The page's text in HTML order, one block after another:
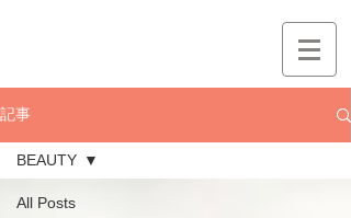
記事
All Posts
BEAUTY